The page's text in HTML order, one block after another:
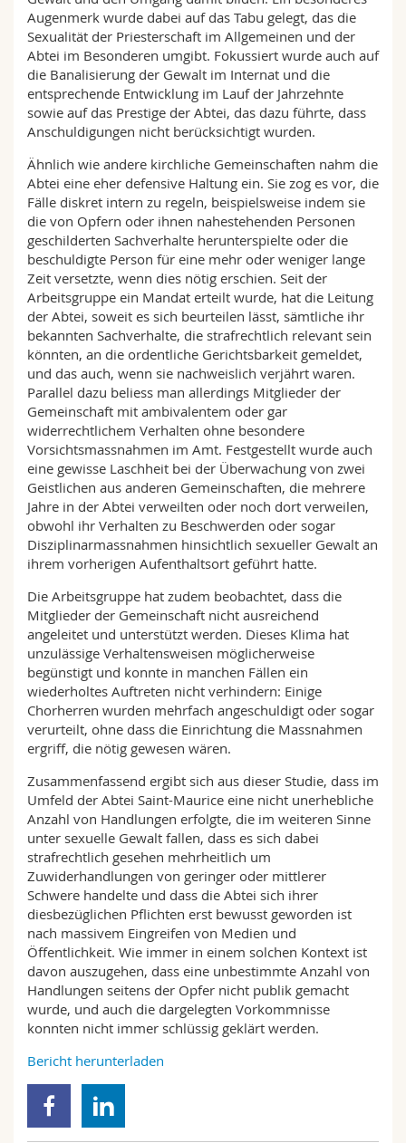
Augenmerk wurde dabei auf das Tabu gelegt, das die
Sexualität der Priesterschaft im Allgemeinen und der
Abtei im Besonderen umgibt. Fokussiert wurde auch auf
die Banalisierung der Gewalt im Internat und die
entsprechende Entwicklung im Lauf der Jahrzehnte
sowie auf das Prestige der Abtei, das dazu führte, dass
Anschuldigungen nicht berücksichtigt wurden.
Ähnlich wie andere kirchliche Gemeinschaften nahm die
Abtei eine eher defensive Haltung ein. Sie zog es vor, die
Fälle diskret intern zu regeln, beispielsweise indem sie
die von Opfern oder ihnen nahestehenden Personen
geschilderten Sachverhalte herunterspielte oder die
beschuldigte Person für eine mehr oder weniger lange
Zeit versetzte, wenn dies nötig erschien. Seit der
Arbeitsgruppe ein Mandat erteilt wurde, hat die Leitung
der Abtei, soweit es sich beurteilen lässt, sämtliche ihr
bekannten Sachverhalte, die strafrechtlich relevant sein
könnten, an die ordentliche Gerichtsbarkeit gemeldet,
und das auch, wenn sie nachweislich verjährt waren.
Parallel dazu beliess man allerdings Mitglieder der
Gemeinschaft mit ambivalentem oder gar
widerrechtlichem Verhalten ohne besondere
Vorsichtsmassnahmen im Amt. Festgestellt wurde auch
eine gewisse Laschheit bei der Überwachung von zwei
Geistlichen aus anderen Gemeinschaften, die mehrere
Jahre in der Abtei verweilten oder noch dort verweilen,
obwohl ihr Verhalten zu Beschwerden oder sogar
Disziplinarmassnahmen hinsichtlich sexueller Gewalt an
ihrem vorherigen Aufenthaltsort geführt hatte.
Die Arbeitsgruppe hat zudem beobachtet, dass die
Mitglieder der Gemeinschaft nicht ausreichend
angeleitet und unterstützt werden. Dieses Klima hat
unzulässige Verhaltensweisen möglicherweise
begünstigt und konnte in manchen Fällen ein
wiederholtes Auftreten nicht verhindern: Einige
Chorherren wurden mehrfach angeschuldigt oder sogar
verurteilt, ohne dass die Einrichtung die Massnahmen
ergriff, die nötig gewesen wären.
Zusammenfassend ergibt sich aus dieser Studie, dass im
Umfeld der Abtei Saint-Maurice eine nicht unerhebliche
Anzahl von Handlungen erfolgte, die im weiteren Sinne
unter sexuelle Gewalt fallen, dass es sich dabei
strafrechtlich gesehen mehrheitlich um
Zuwiderhandlungen von geringer oder mittlerer
Schwere handelte und dass die Abtei sich ihrer
diesbezüglichen Pflichten erst bewusst geworden ist
nach massivem Eingreifen von Medien und
Öffentlichkeit. Wie immer in einem solchen Kontext ist
davon auszugehen, dass eine unbestimmte Anzahl von
Handlungen seitens der Opfer nicht publik gemacht
wurde, und auch die dargelegten Vorkommnisse
konnten nicht immer schlüssig geklärt werden.
Bericht herunterladen